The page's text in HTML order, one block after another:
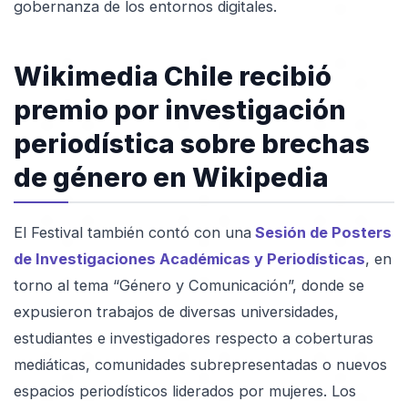
gobernanza de los entornos digitales.
Wikimedia Chile recibió
premio por investigación
periodística sobre brechas
de género en Wikipedia
El Festival también contó con unaSesión de Posters
de Investigaciones Académicas y Periodísticas, en
torno al tema “Género y Comunicación”, donde se
expusieron trabajos de diversas universidades,
estudiantes e investigadores respecto a coberturas
mediáticas, comunidades subrepresentadas o nuevos
espacios periodísticos liderados por mujeres. Los